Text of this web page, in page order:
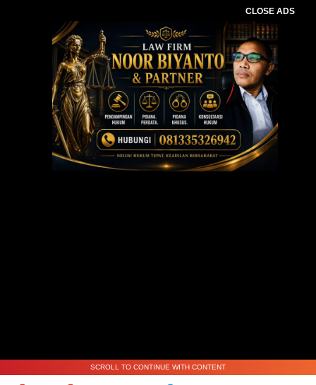
CLOSE ADS
SCROLL TO CONTINUE WITH CONTENT